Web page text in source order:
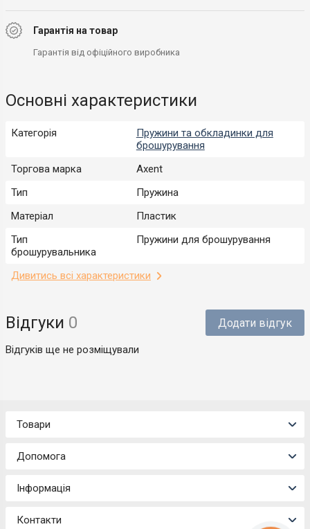
Гарантія на товар
Гарантія від офіційного виробника
Основні характеристики
Категорія
Пружини та обкладинки для
брошурування
Торгова марка
Axent
Тип
Пружина
Матеріал
Пластик
Тип
брошурувальника
Пружини для брошурування
Дивитись всі характеристики
Відгуки 0 Додати відгук
Відгуків ще не розміщували
Товари
Допомога
Інформація
Контакти